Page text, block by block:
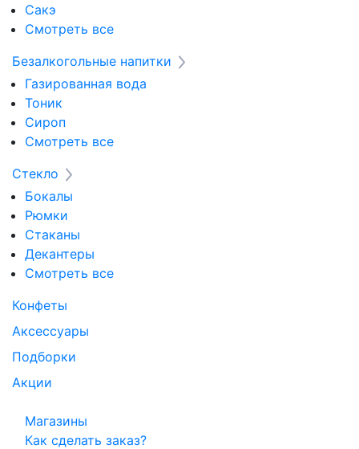
Сакэ
Смотреть все
Безалкогольные напитки
Газированная вода
Тоник
Сироп
Смотреть все
Стекло
Бокалы
Рюмки
Стаканы
Декантеры
Смотреть все
Конфеты
Аксессуары
Подборки
Акции
Магазины
Как сделать заказ?